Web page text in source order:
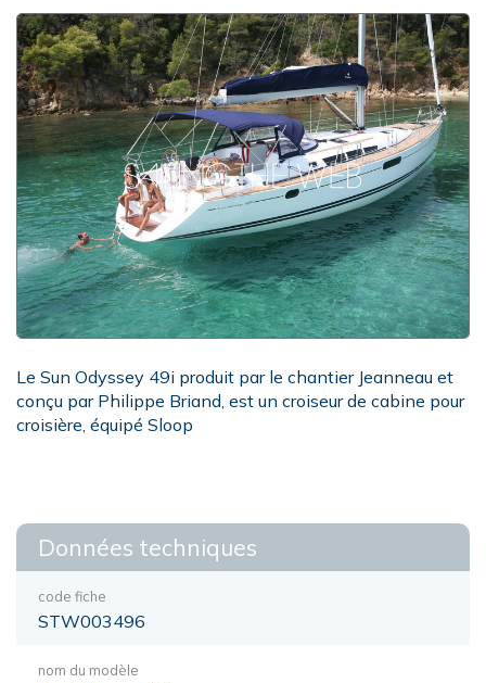
Le Sun Odyssey 49i produit par le chantier Jeanneau et
conçu par Philippe Briand, est un croiseur de cabine pour
croisière, équipé Sloop
Données techniques
code fiche
STW003496
nom du modèle